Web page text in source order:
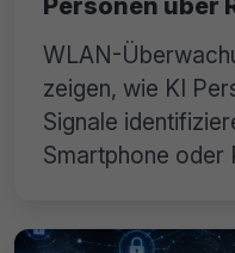
Personen über
WLAN-
zeigen, wie KI
Signale
Smartphone oder